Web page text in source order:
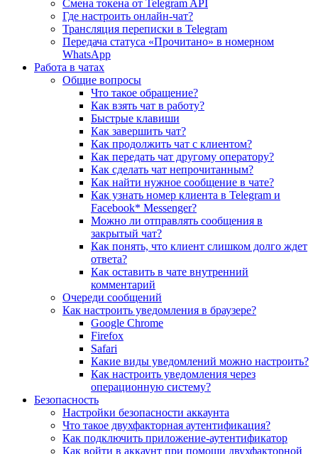
Смена токена от Telegram API
Где настроить онлайн-чат?
Трансляция переписки в Telegram
Передача статуса «Прочитано» в номерном
WhatsApp
Работа в чатах
Общие вопросы
Что такое обращение?
Как взять чат в работу?
Быстрые клавиши
Как завершить чат?
Как продолжить чат с клиентом?
Как передать чат другому оператору?
Как сделать чат непрочитанным?
Как найти нужное сообщение в чате?
Как узнать номер клиента в Telegram и
Facebook* Messenger?
Можно ли отправлять сообщения в
закрытый чат?
Как понять, что клиент слишком долго ждет
ответа?
Как оставить в чате внутренний
комментарий
Очереди сообщений
Как настроить уведомления в браузере?
Google Chrome
Firefox
Safari
Какие виды уведомлений можно настроить?
Как настроить уведомления через
операционную систему?
Безопасность
Настройки безопасности аккаунта
Что такое двухфакторная аутентификация?
Как подключить приложение-аутентификатор
Как войти в аккаунт при помощи двухфакторной